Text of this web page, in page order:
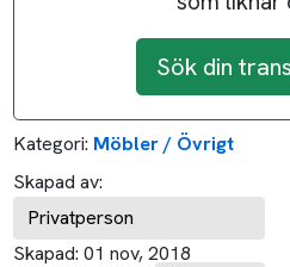
Sök din
Kategori: Möbler / Övrigt
Skapad av:
Privatperson
Skapad: 01 nov, 2018